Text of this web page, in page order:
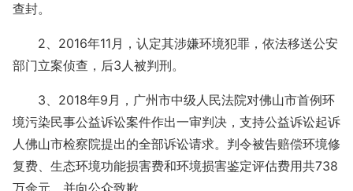
查封。
2、2016年11月，认定其涉嫌环境犯罪，依法移送公安
部门立案侦查，后3人被判刑。
3、2018年9月，广州市中级人民法院对佛山市首例环
境污染民事公益诉讼案件作出一审判决，支持公益诉讼起诉
人佛山市检察院提出的全部诉讼请求。判令被告赔偿环境修
复费、生态环境功能损害费和环境损害鉴定评估费用共738
万余元，并向公众致歉。